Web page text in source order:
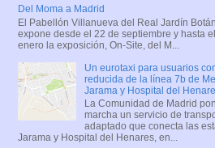
Del Moma a Madrid
El Pabellón Villanueva del Real Jardín
expone desde el 22 de septiembre y hasta
enero la exposición, On-Site, del M...
Un eurotaxi para usuarios
reducida de la línea 7b de
Jarama y Hospital del
La Comunidad de Madrid
marcha un servicio de
adaptado que conecta las
Jarama y Hospital del Henares, en...